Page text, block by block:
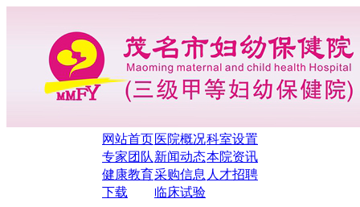
网站首页医院概况科室设置
专家团队 新闻动态本院资讯
健康教育采购信息 人才招聘
下载
临床试验